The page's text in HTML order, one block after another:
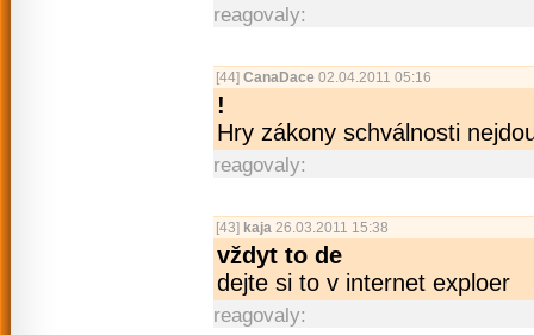
reagovaly:
[44] CanaDace 02.04.2011 05:16
!
Hry zákony schválnosti
reagovaly:
[43] kaja 26.03.2011 15:38
vždyt to de
dejte si to v internet exploer
reagovaly: